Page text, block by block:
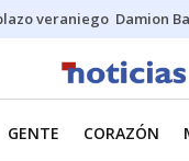
veraniego Damion
GENTE CORAZÓN